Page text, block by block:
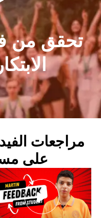
من
الابتكار 2024
الفيديو من
على مستوى